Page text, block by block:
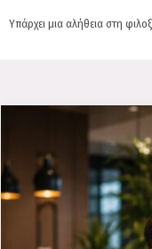
Υπάρχει μια αλήθεια στη